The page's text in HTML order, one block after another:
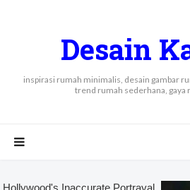
Desain
inspirasi rumah minimalis, desain gambar
trend rumah sederhana, gaya